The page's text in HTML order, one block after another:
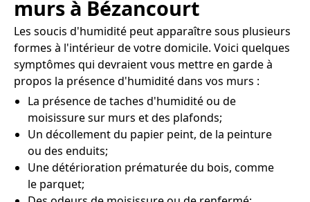
murs à Bézancourt
Les soucis d'humidité peut apparaître sous plusieurs
formes à l'intérieur de votre domicile. Voici quelques
symptômes qui devraient vous mettre en garde à
propos la présence d'humidité dans vos murs :
La présence de taches d'humidité ou de
moisissure sur murs et des plafonds;
Un décollement du papier peint, de la peinture
ou des enduits;
Une détérioration prématurée du bois, comme
le parquet;